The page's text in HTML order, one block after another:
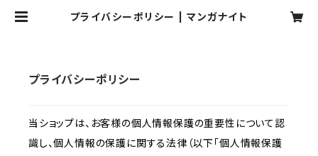
プライバシーポリシー | マンガナイト
プライバシーポリシー
当ショップは、お客様の個人情報保護の重要性について認
識し、個人情報の保護に関する法律（以下「個人情報保護